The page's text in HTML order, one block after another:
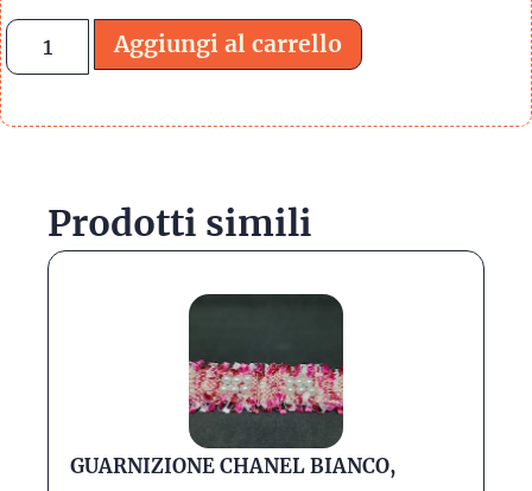
Aggiungi al carrello
Prodotti simili
GUARNIZIONE CHANEL BIANCO,